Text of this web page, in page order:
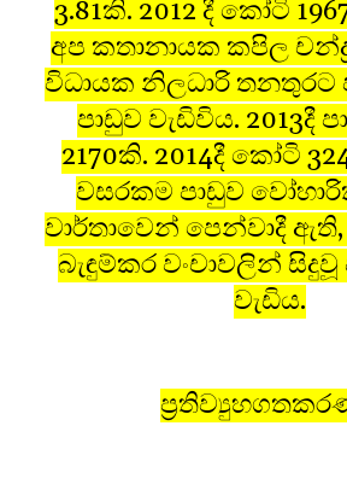
3.81කි. 2012 දී කෝටි
අප කතානායක කපිල
විධායක නිලධාරි තනතුරට
පාඩුව වැඩිවිය. 2013දී
2170කි. 2014දී කෝටි
වසරකම පාඩුව
වාර්තාවෙන් පෙන්වාදී ඇති,
බැඳුම්කර වංචාවලින් සිදුවූ
වැඩිය.